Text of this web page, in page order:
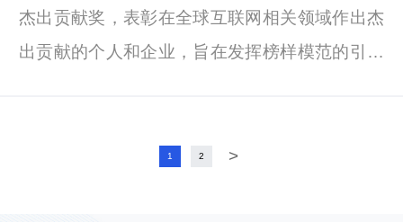
杰出贡献奖，表彰在全球互联网相关领域作出杰
出贡献的个人和企业，旨在发挥榜样模范的引领
1 2 >